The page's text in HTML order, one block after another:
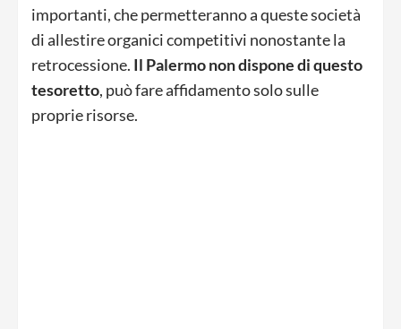
importanti, che permetteranno a queste società
di allestire organici competitivi nonostante la
retrocessione. Il Palermo non dispone di questo
tesoretto, può fare affidamento solo sulle
proprie risorse.